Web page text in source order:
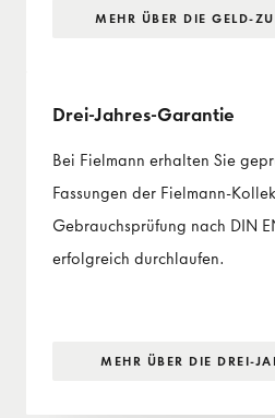
MEHR ÜBER DIE GELD-
Drei-Jahres-Garantie
Bei Fielmann erhalten Sie
Fassungen der Fielmann-
Gebrauchsprüfung nach DIN
erfolgreich durchlaufen.
MEHR ÜBER DIE DREI-